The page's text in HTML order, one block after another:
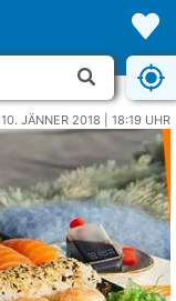
10. JÄNNER 2018 | 18:19 UHR